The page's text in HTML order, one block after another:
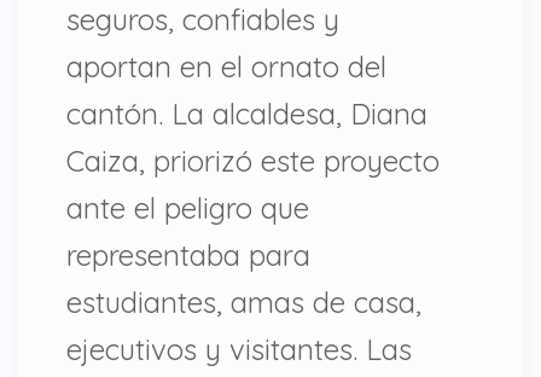
seguros, confiables y
aportan en el ornato del
cantón. La alcaldesa, Diana
Caiza, priorizó este proyecto
ante el peligro que
representaba para
estudiantes, amas de casa,
ejecutivos y visitantes. Las